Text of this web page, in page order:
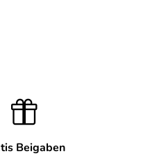
Beigaben